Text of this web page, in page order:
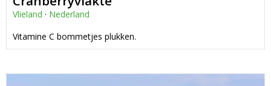
Vlieland · Nederland
Vitamine C bommetjes plukken.